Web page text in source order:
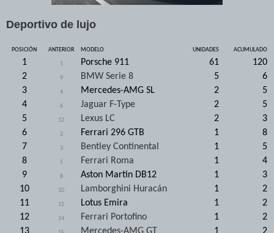
Deportivo de lujo
POSICIÓN ANTERIOR MODELO UNIDADES ACUMULADO
1 1 Porsche 911 61
120
2
9 BMW Serie 8 5
6
3
4 Mercedes-AMG SL 2
5
4
6 Jaguar F-Type 2
5
5
12 Lexus LC 2
3
6
2 Ferrari 296 GTB 1
8
7
3 Bentley Continental 1
5
8
5 Ferrari Roma 1
4
9
8 Aston Martin DB12 1
3
10
10 Lamborghini Huracán 1
2
11
11 Lotus Emira 1
2
12
14 Ferrari Portofino 1
2
13
Mercedes-AMG GT 1
2